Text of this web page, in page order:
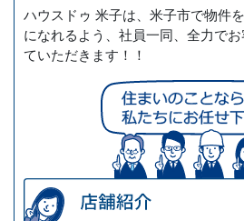
ハウスドゥ 米子は、米子市で物件
になれるよう、社員一同、全力で
ていただきます！！